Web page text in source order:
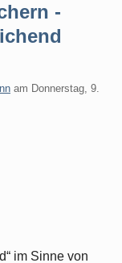
-
am Donnerstag, 9.
im Sinne von